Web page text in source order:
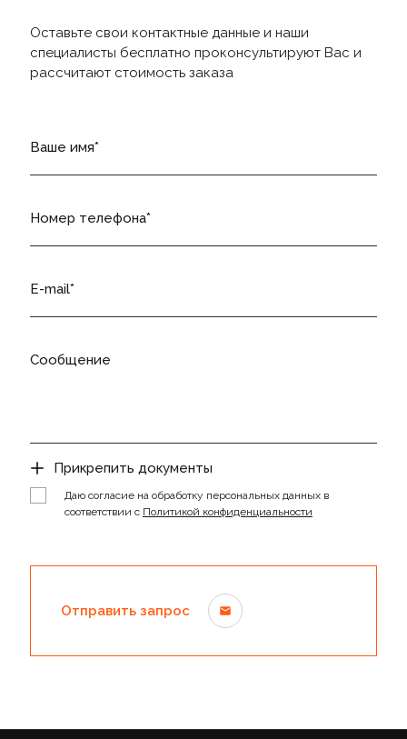
Оставьте свои контактные данные и наши
специалисты бесплатно проконсультируют Вас и
рассчитают стоимость заказа
Ваше имя
Номер телефона
E-mail
Сообщение
Прикрепить документы
Даю согласие на обработку персональных данных в
соответствии с Политикой конфиденциальности
Отправить запрос